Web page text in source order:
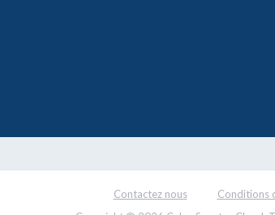
Contactez nous
Conditions